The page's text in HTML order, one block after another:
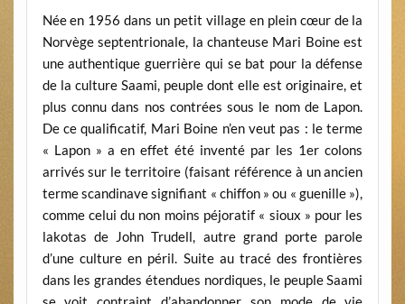
Née en 1956 dans un petit village en plein cœur de la
Norvège septentrionale, la chanteuse Mari Boine est
une authentique guerrière qui se bat pour la défense
de la culture Saami, peuple dont elle est originaire, et
plus connu dans nos contrées sous le nom de Lapon.
De ce qualificatif, Mari Boine n’en veut pas : le terme
« Lapon » a en effet été inventé par les 1er colons
arrivés sur le territoire (faisant référence à un ancien
terme scandinave signifiant « chiffon » ou « guenille »),
comme celui du non moins péjoratif « sioux » pour les
lakotas de John Trudell, autre grand porte parole
d’une culture en péril. Suite au tracé des frontières
dans les grandes étendues nordiques, le peuple Saami